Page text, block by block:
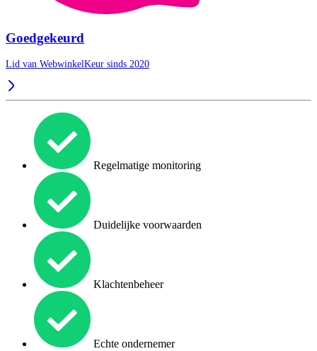
Goedgekeurd
Lid van WebwinkelKeur sinds 2020
Regelmatige monitoring
Duidelijke voorwaarden
Klachtenbeheer
Echte ondernemer